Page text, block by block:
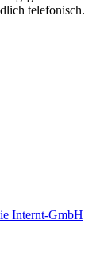
telefonisch.
Internt-GmbH